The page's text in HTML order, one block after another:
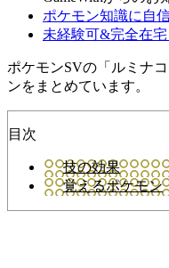
ポケモン知識に自
未経験可&完全在
ポケモンSVの「ルミナ
ンをまとめています。
目次
技の効果
覚えるポケモン